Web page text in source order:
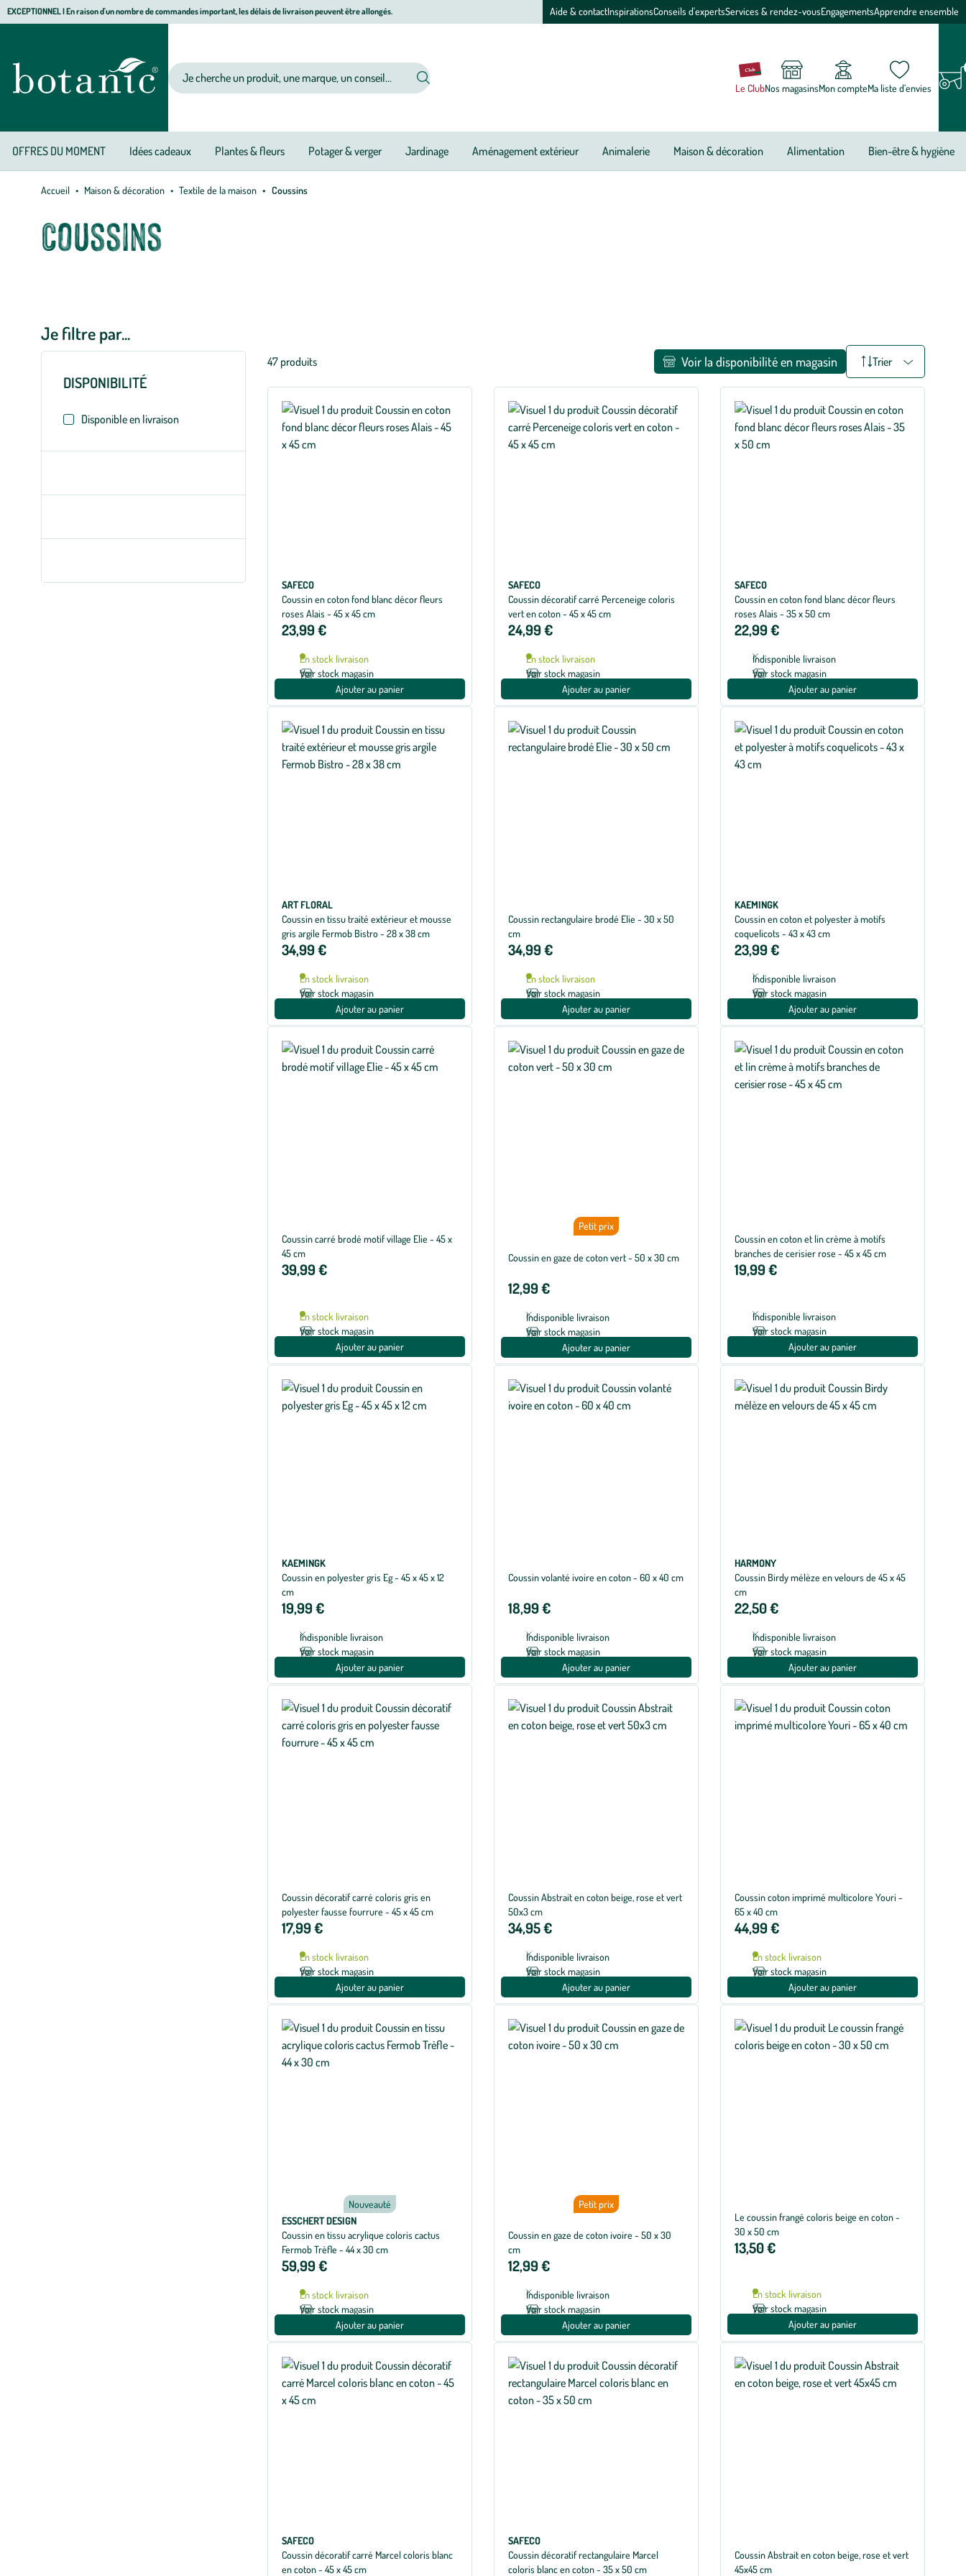
Aller
navigation
Aller
principal
Aller
de
page
EXCEPTIONNEL I En raison d'un nombre de commandes important, les délais de livraison peuvent être allongés. Aide & contactInspirationsConseils d'expertsServices & rendez-vousEngagementsApprendre ensemble
animalerie,
décoration,
botanic®
Votre
recherche
Le ClubNos magasinsMon compteMa liste d’envies
OFFRES DU MOMENT Idées cadeaux Plantes & fleurs Potager & verger Jardinage Aménagement extérieur Animalerie Maison & décoration Alimentation Bien-être & hygiène
Accueil Maison & décoration Textile de la maison Coussins
Coussins
Je filtre par...
DISPONIBILITÉ
Disponible en livraison
des
filtres
appliqués
47 produits Trier
Voir la disponibilité en magasin
SAFECO
Coussin en coton fond blanc décor fleurs
roses Alais - 45 x 45 cm
23,99 €
En stock livraison
Voir stock magasin
Ajouter au panier
SAFECO
Coussin décoratif carré Perceneige coloris
vert en coton - 45 x 45 cm
24,99 €
En stock livraison
Voir stock magasin
Ajouter au panier
SAFECO
Coussin en coton fond blanc décor fleurs
roses Alais - 35 x 50 cm
22,99 €
Indisponible livraison
Voir stock magasin
Ajouter au panier
ART FLORAL
Coussin en tissu traité extérieur et mousse
gris argile Fermob Bistro - 28 x 38 cm
34,99 €
En stock livraison
Voir stock magasin
Ajouter au panier
Coussin rectangulaire brodé Elie - 30 x 50
cm
34,99 €
En stock livraison
Voir stock magasin
Ajouter au panier
KAEMINGK
Coussin en coton et polyester à motifs
coquelicots - 43 x 43 cm
23,99 €
Indisponible livraison
Voir stock magasin
Ajouter au panier
Coussin carré brodé motif village Elie - 45 x
45 cm
39,99 €
En stock livraison
Voir stock magasin
Ajouter au panier
Petit prix
Coussin en gaze de coton vert - 50 x 30 cm
12,99 €
Indisponible livraison
Voir stock magasin
Ajouter au panier
Coussin en coton et lin crème à motifs
branches de cerisier rose - 45 x 45 cm
19,99 €
Indisponible livraison
Voir stock magasin
Ajouter au panier
KAEMINGK
Coussin en polyester gris Eg - 45 x 45 x 12
cm
19,99 €
Indisponible livraison
Voir stock magasin
Ajouter au panier
Coussin volanté ivoire en coton - 60 x 40 cm
18,99 €
Indisponible livraison
Voir stock magasin
Ajouter au panier
HARMONY
Coussin Birdy mélèze en velours de 45 x 45
cm
22,50 €
Indisponible livraison
Voir stock magasin
Ajouter au panier
Coussin décoratif carré coloris gris en
polyester fausse fourrure - 45 x 45 cm
17,99 €
En stock livraison
Voir stock magasin
Ajouter au panier
Coussin Abstrait en coton beige, rose et vert
50x3 cm
34,95 €
Indisponible livraison
Voir stock magasin
Ajouter au panier
Coussin coton imprimé multicolore Youri -
65 x 40 cm
44,99 €
En stock livraison
Voir stock magasin
Ajouter au panier
Nouveauté
ESSCHERT DESIGN
Coussin en tissu acrylique coloris cactus
Fermob Trèfle - 44 x 30 cm
59,99 €
En stock livraison
Voir stock magasin
Ajouter au panier
Petit prix
Coussin en gaze de coton ivoire - 50 x 30
cm
12,99 €
Indisponible livraison
Voir stock magasin
Ajouter au panier
Le coussin frangé coloris beige en coton -
30 x 50 cm
13,50 €
En stock livraison
Voir stock magasin
Ajouter au panier
SAFECO
Coussin décoratif carré Marcel coloris blanc
en coton - 45 x 45 cm
SAFECO
Coussin décoratif rectangulaire Marcel
coloris blanc en coton - 35 x 50 cm
Coussin Abstrait en coton beige, rose et vert
45x45 cm